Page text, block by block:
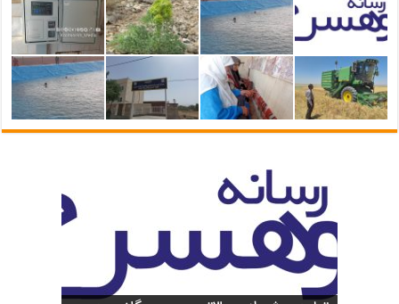
آغاز برداشت خیار و گوجه‌فرنگی از مزارع
واژگونی مرگبار مینی‌بوس زائران گنابادی
شورای آموزش و پرورش شهرستان